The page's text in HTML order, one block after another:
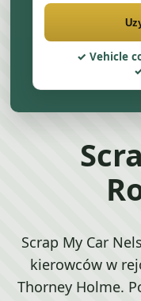
Vehicle
Scrap My Car
kierowców w
Thorney Holme.